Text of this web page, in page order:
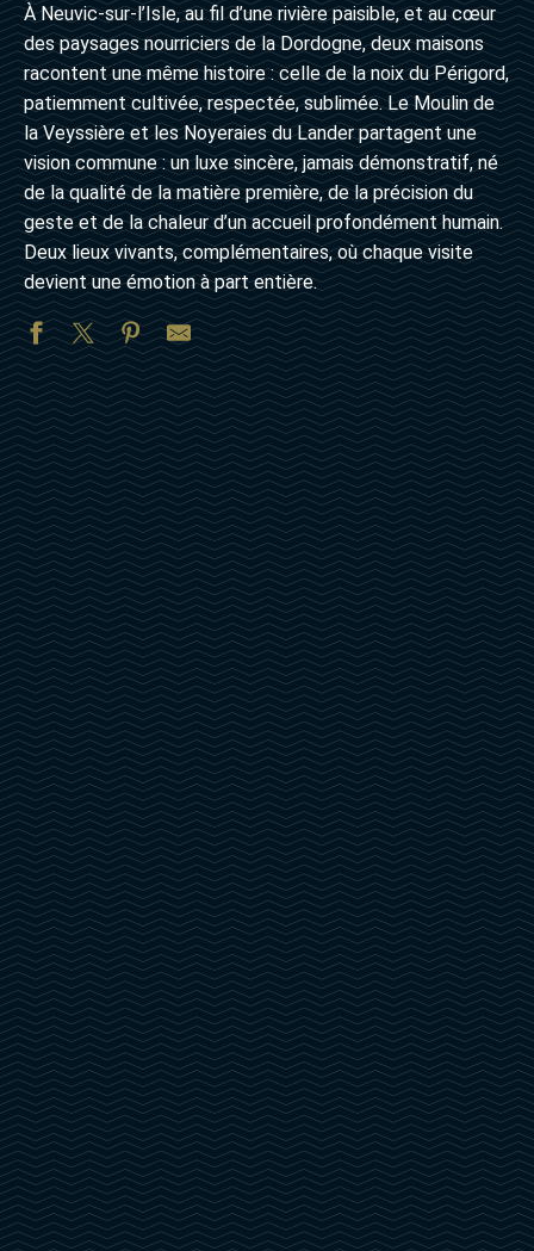
À Neuvic-sur-l’Isle, au fil d’une rivière paisible, et au cœur
des paysages nourriciers de la Dordogne, deux maisons
racontent une même histoire : celle de la noix du Périgord,
patiemment cultivée, respectée, sublimée. Le Moulin de
la Veyssière et les Noyeraies du Lander partagent une
vision commune : un luxe sincère, jamais démonstratif, né
de la qualité de la matière première, de la précision du
geste et de la chaleur d’un accueil profondément humain.
Deux lieux vivants, complémentaires, où chaque visite
devient une émotion à part entière.